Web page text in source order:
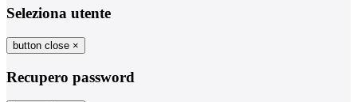
Seleziona utente
button close ×
Recupero password